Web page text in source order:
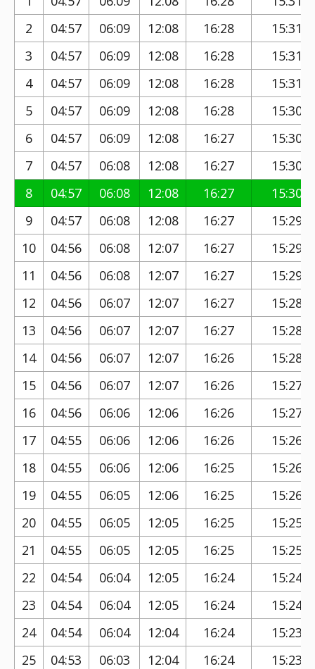
2
04:57 06:09 12:08 16:28
15:31
3
04:57 06:09 12:08 16:28
15:31
4
04:57 06:09 12:08 16:28
15:31
5
04:57 06:09 12:08 16:28
15:30
6
04:57 06:09 12:08 16:27
15:30
7
04:57 06:08 12:08 16:27
15:30
8
04:57 06:08 12:08 16:27
15:30
9
04:57 06:08 12:08 16:27
15:29
10
04:56 06:08 12:07 16:27
15:29
11
04:56 06:08 12:07 16:27
15:29
12
04:56 06:07 12:07 16:27
15:28
13
04:56 06:07 12:07 16:27
15:28
14
04:56 06:07 12:07 16:26
15:28
15
04:56 06:07 12:07 16:26
15:27
16
04:56 06:06 12:06 16:26
15:27
17
04:55 06:06 12:06 16:26
15:26
18
04:55 06:06 12:06 16:25
15:26
19
04:55 06:05 12:06 16:25
15:26
20
04:55 06:05 12:05 16:25
15:25
21
04:55 06:05 12:05 16:25
15:25
22
04:54 06:04 12:05 16:24
15:24
23
04:54 06:04 12:05 16:24
15:24
24
04:54 06:04 12:04 16:24
15:23
25
04:53 06:03 12:04 16:24
15:23